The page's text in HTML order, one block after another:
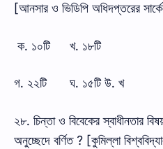
[আনসার ও ভিডিপি অধিদপ্তরের
ক. ১০টি খ. ১৮টি
গ. ২২টি ঘ. ১৫টি উ. খ
২৮. চিন্তা ও বিবেকের স্বাধীনতার
অনুচ্ছেদে বর্ণিত ? [কুমিল্লা